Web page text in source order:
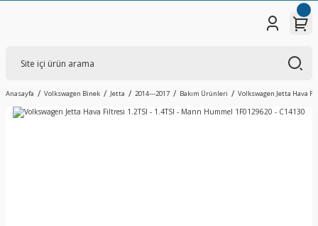
Anasayfa Volkswagen Binek Jetta 2014---2017 Bakım Ürünleri Volkswagen Jetta Hava